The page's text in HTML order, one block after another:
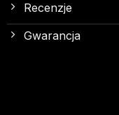
Recenzje
Gwarancja